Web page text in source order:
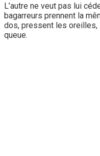
L’autre ne veut pas lui
bagarreurs prennent la
dos, pressent les
queue.